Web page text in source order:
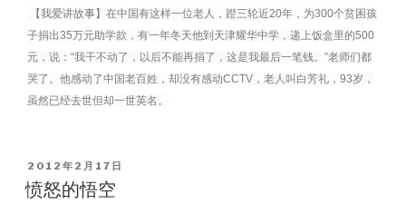
【我爱讲故事】在中国有这样一位老人，蹬三轮近20年，为300个贫困孩
子捐出35万元助学款，有一年冬天他到天津耀华中学，递上饭盒里的500
元，说：“我干不动了，以后不能再捐了，这是我最后一笔钱。”老师们都
哭了。他感动了中国老百姓，却没有感动CCTV，老人叫白芳礼，93岁，
虽然已经去世但却一世英名。
POSTED
ON
2012年2月17日
愤怒的悟空